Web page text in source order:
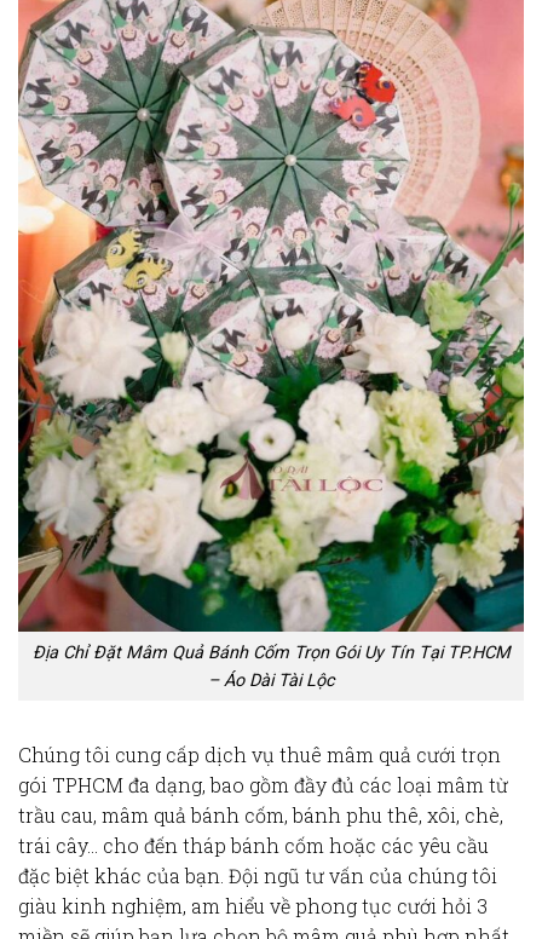
Địa Chỉ Đặt Mâm Quả Bánh Cốm Trọn Gói Uy Tín Tại TP.HCM
– Áo Dài Tài Lộc
Chúng tôi cung cấp dịch vụ thuê mâm quả cưới trọn
gói TPHCMđa dạng, bao gồm đầy đủ các loại mâm từ
trầu cau, mâm quả bánh cốm, bánh phu thê, xôi, chè,
trái cây… cho đến tháp bánh cốm hoặc các yêu cầu
đặc biệt khác của bạn. Đội ngũ tư vấn của chúng tôi
giàu kinh nghiệm, am hiểu vềphong tục cưới hỏi 3